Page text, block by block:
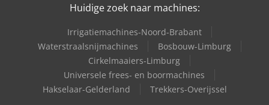
Huidige zoek naar machines:
Irrigatiemachines-Noord-Brabant
Waterstraalsnijmachines
Bosbouw-Limburg
Cirkelmaaiers-Limburg
Universele frees- en boormachines
Hakselaar-Gelderland
Trekkers-Overijssel